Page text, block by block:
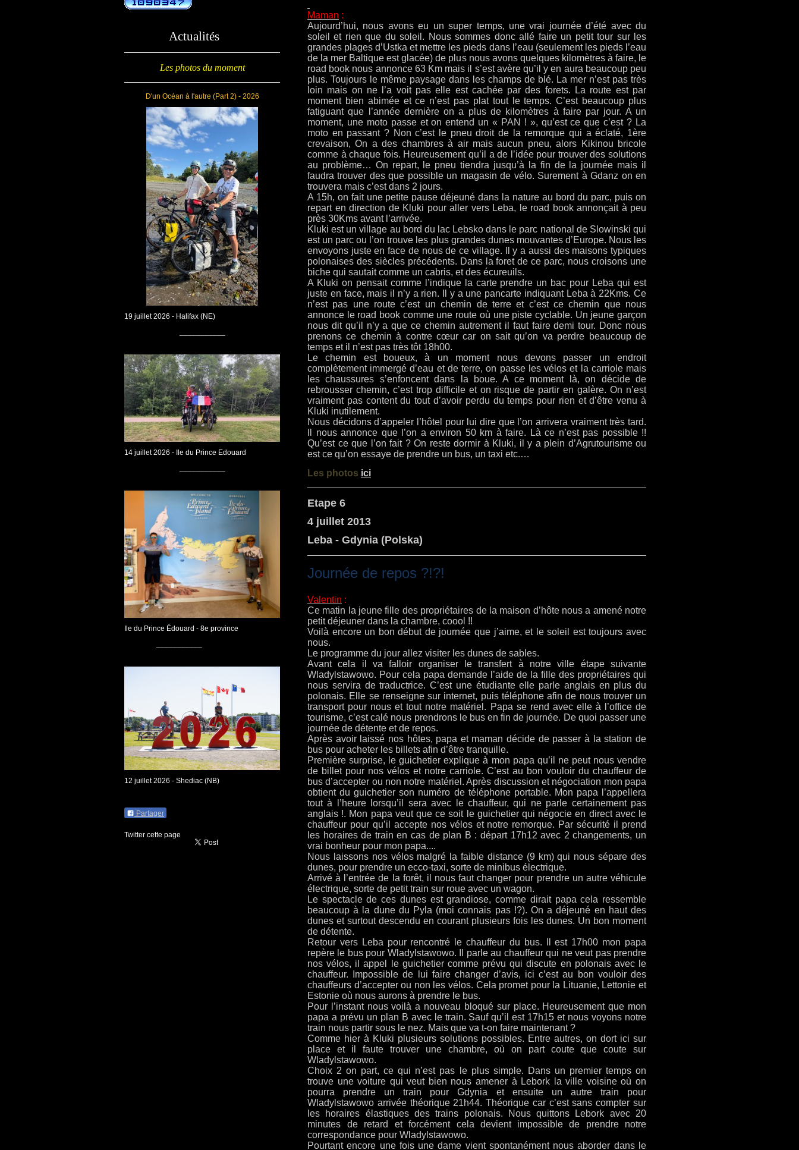
Actualités
Les photos du moment
D'un Océan à l'autre (Part 2) - 2026
19 juillet 2026 - Halifax (NE)
14 juillet 2026 - Ile du Prince Edouard
Ile du Prince Édouard - 8e province
12 juillet 2026 - Shediac (NB)
Partager
Twitter cette page
Maman :
Aujourd’hui, nous avons eu un super temps, une vrai journée d’été avec du
soleil et rien que du soleil. Nous sommes donc allé faire un petit tour sur les
grandes plages d’Ustka et mettre les pieds dans l’eau (seulement les pieds l’eau
de la mer Baltique est glacée) de plus nous avons quelques kilomètres à faire, le
road book nous annonce 63 Km mais il s’est avère qu’il y en aura beaucoup peu
plus. Toujours le même paysage dans les champs de blé. La mer n’est pas très
loin mais on ne l’a voit pas elle est cachée par des forets. La route est par
moment bien abimée et ce n’est pas plat tout le temps. C’est beaucoup plus
fatiguant que l’année dernière on a plus de kilomètres à faire par jour. A un
moment, une moto passe et on entend un « PAN ! », qu’est ce que c’est ? La
moto en passant ? Non c’est le pneu droit de la remorque qui a éclaté, 1ère
crevaison, On a des chambres à air mais aucun pneu, alors Kikinou bricole
comme à chaque fois. Heureusement qu’il a de l’idée pour trouver des solutions
au problème… On repart, le pneu tiendra jusqu’à la fin de la journée mais il
faudra trouver des que possible un magasin de vélo. Surement à Gdanz on en
trouvera mais c’est dans 2 jours.
A 15h, on fait une petite pause déjeuné dans la nature au bord du parc, puis on
repart en direction de Kluki pour aller vers Leba, le road book annonçait à peu
près 30Kms avant l’arrivée.
Kluki est un village au bord du lac Lebsko dans le parc national de Slowinski qui
est un parc ou l’on trouve les plus grandes dunes mouvantes d’Europe. Nous les
envoyons juste en face de nous de ce village. Il y a aussi des maisons typiques
polonaises des siècles précédents. Dans la foret de ce parc, nous croisons une
biche qui sautait comme un cabris, et des écureuils.
A Kluki on pensait comme l’indique la carte prendre un bac pour Leba qui est
juste en face, mais il n’y a rien. Il y a une pancarte indiquant Leba à 22Kms. Ce
n’est pas une route c’est un chemin de terre et c’est ce chemin que nous
annonce le road book comme une route où une piste cyclable. Un jeune garçon
nous dit qu’il n’y a que ce chemin autrement il faut faire demi tour. Donc nous
prenons ce chemin à contre cœur car on sait qu’on va perdre beaucoup de
temps et il n’est pas très tôt 18h00.
Le chemin est boueux, à un moment nous devons passer un endroit
complètement immergé d’eau et de terre, on passe les vélos et la carriole mais
les chaussures s’enfoncent dans la boue. A ce moment là, on décide de
rebrousser chemin, c’est trop difficile et on risque de partir en galère. On n’est
vraiment pas content du tout d’avoir perdu du temps pour rien et d’être venu à
Kluki inutilement.
Nous décidons d’appeler l’hôtel pour lui dire que l’on arrivera vraiment très tard.
Il nous annonce que l’on a environ 50 km à faire. Là ce n’est pas possible !!
Qu’est ce que l’on fait ? On reste dormir à Kluki, il y a plein d’Agrutourisme ou
est ce qu’on essaye de prendre un bus, un taxi etc.…
Les photos ici
Etape 6
4 juillet 2013
Leba - Gdynia (Polska)
Journée de repos ?!?!
Valentin :
Ce matin la jeune fille des propriétaires de la maison d’hôte nous a amené notre
petit déjeuner dans la chambre, coool !!
Voilà encore un bon début de journée que j’aime, et le soleil est toujours avec
nous.
Le programme du jour allez visiter les dunes de sables.
Avant cela il va falloir organiser le transfert à notre ville étape suivante
Wladylstawowo. Pour cela papa demande l’aide de la fille des propriétaires qui
nous servira de traductrice. C’est une étudiante elle parle anglais en plus du
polonais. Elle se renseigne sur internet, puis téléphone afin de nous trouver un
transport pour nous et tout notre matériel. Papa se rend avec elle à l’office de
tourisme, c’est calé nous prendrons le bus en fin de journée. De quoi passer une
journée de détente et de repos.
Après avoir laissé nos hôtes, papa et maman décide de passer à la station de
bus pour acheter les billets afin d’être tranquille.
Première surprise, le guichetier explique à mon papa qu’il ne peut nous vendre
de billet pour nos vélos et notre carriole. C’est au bon vouloir du chauffeur de
bus d’accepter ou non notre matériel. Après discussion et négociation mon papa
obtient du guichetier son numéro de téléphone portable. Mon papa l’appellera
tout à l’heure lorsqu’il sera avec le chauffeur, qui ne parle certainement pas
anglais !. Mon papa veut que ce soit le guichetier qui négocie en direct avec le
chauffeur pour qu’il accepte nos vélos et notre remorque. Par sécurité il prend
les horaires de train en cas de plan B : départ 17h12 avec 2 changements, un
vrai bonheur pour mon papa....
Nous laissons nos vélos malgré la faible distance (9 km) qui nous sépare des
dunes, pour prendre un ecco-taxi, sorte de minibus électrique.
Arrivé à l’entrée de la forêt, il nous faut changer pour prendre un autre véhicule
électrique, sorte de petit train sur roue avec un wagon.
Le spectacle de ces dunes est grandiose, comme dirait papa cela ressemble
beaucoup à la dune du Pyla (moi connais pas !?). On a déjeuné en haut des
dunes et surtout descendu en courant plusieurs fois les dunes. Un bon moment
de détente.
Retour vers Leba pour rencontré le chauffeur du bus. Il est 17h00 mon papa
repère le bus pour Wladylstawowo. Il parle au chauffeur qui ne veut pas prendre
nos vélos, il appel le guichetier comme prévu qui discute en polonais avec le
chauffeur. Impossible de lui faire changer d’avis, ici c’est au bon vouloir des
chauffeurs d’accepter ou non les vélos. Cela promet pour la Lituanie, Lettonie et
Estonie où nous aurons à prendre le bus.
Pour l’instant nous voilà a nouveau bloqué sur place. Heureusement que mon
papa a prévu un plan B avec le train. Sauf qu’il est 17h15 et nous voyons notre
train nous partir sous le nez. Mais que va t-on faire maintenant ?
Comme hier à Kluki plusieurs solutions possibles. Entre autres, on dort ici sur
place et il faute trouver une chambre, où on part coute que coute sur
Wladylstawowo.
Choix 2 on part, ce qui n’est pas le plus simple. Dans un premier temps on
trouve une voiture qui veut bien nous amener à Lebork la ville voisine où on
pourra prendre un train pour Gdynia et ensuite un autre train pour
Wladylstawowo arrivée théorique 21h44. Théorique car c’est sans compter sur
les horaires élastiques des trains polonais. Nous quittons Lebork avec 20
minutes de retard et forcément cela devient
impossible de prendre notre
correspondance pour Wladylstawowo.
Pourtant encore une fois une dame vient spontanément nous aborder dans le